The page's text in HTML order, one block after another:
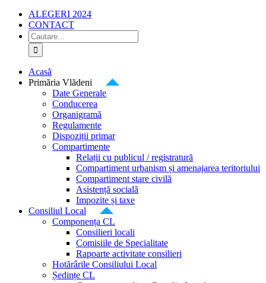
ALEGERI 2024
CONTACT
Cautare...
Acasă
Primăria Vlădeni
Date Generale
Conducerea
Organigramă
Regulamente
Dispoziții primar
Compartimente
Relații cu publicul / registratură
Compartiment urbanism și amenajarea teritoriului
Compartiment stare civilă
Asistență socială
Impozite și taxe
Consiliul Local
Componența CL
Consilieri locali
Comisiile de Specialitate
Rapoarte activitate consilieri
Hotărârile Consiliului Local
Ședințe CL